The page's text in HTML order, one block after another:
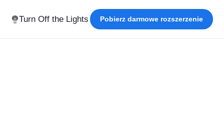
Turn Off the Lights Pobierz darmowe rozszerzenie